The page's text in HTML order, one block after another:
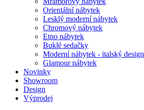
Orientální nábytek
Lesklý moderní nábytek
Chromový nábytek
Etno nábytek
Buklé sedačky
Moderní nábytek - italský design
Glamour nábytek
Novinky
Showroom
Design
Výprodej